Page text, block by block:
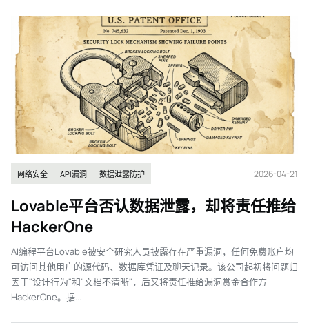
网络安全 API漏洞 数据泄露防护 2026-04-21
Lovable平台否认数据泄露，却将责任推给
HackerOne
AI编程平台Lovable被安全研究人员披露存在严重漏洞，任何免费账户均
可访问其他用户的源代码、数据库凭证及聊天记录。该公司起初将问题归
因于"设计行为"和"文档不清晰"，后又将责任推给漏洞赏金合作方
HackerOne。据...